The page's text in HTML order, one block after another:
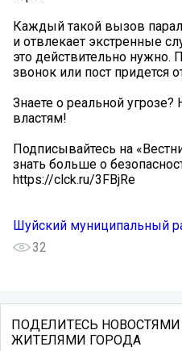
Каждый такой вызов
и отвлекает экстренные
это действительно нужно.
звонок или пост придется
Знаете о реальной
властям!
Подписывайтесь на
знать больше о
https://clck.ru/3FBjRe
Шуйский муниципальный
32
ПОДЕЛИТЕСЬ НОВОСТЯМИ
ЖИТЕЛЯМИ ГОРОДА